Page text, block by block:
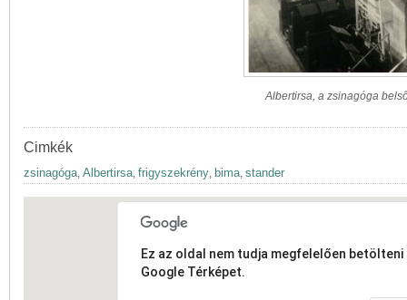
Albertirsa, a zsinagóga
Cimkék
zsinagóga, Albertirsa, frigyszekrény, bima, stander
Ez az oldal nem tudja megfelelően betölteni
Google Térképet.